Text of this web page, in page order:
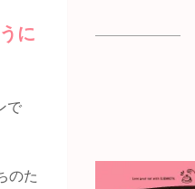
に
で
のた